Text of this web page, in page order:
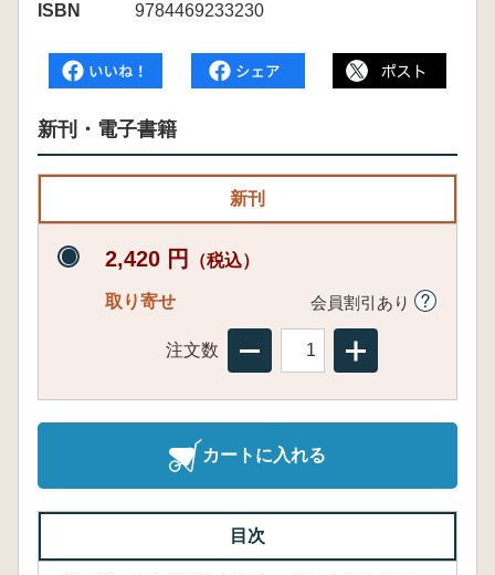
ISBN
9784469233230
新刊・電子書籍
新刊
2,420 円 （税込）
取り寄せ 会員割引あり
注文数
カートに入れる
目次